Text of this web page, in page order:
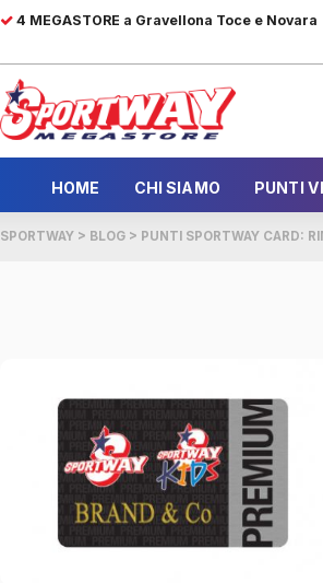
4 MEGASTORE a Gravellona Toce e Novara
HOME CHI SIAMO PUNTI
SPORTWAY > BLOG > PUNTI SPORTWAY CARD: